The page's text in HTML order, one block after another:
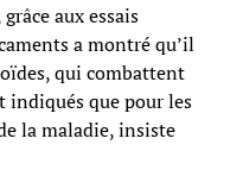
aux essais
a montré qu’il
qui combattent
que pour les
la maladie, insiste